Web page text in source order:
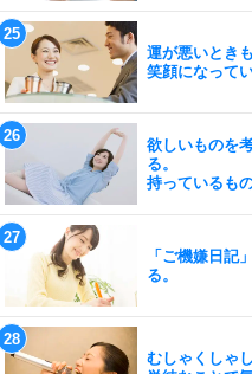
運が悪いとき
笑顔になって
欲しいものを
る。
持っているも
「ご機嫌日記
る。
むしゃくしゃ